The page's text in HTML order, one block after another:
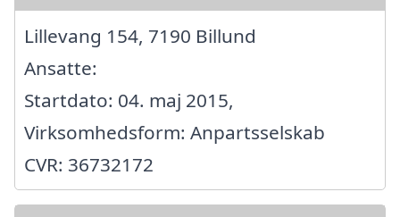
Lillevang 154, 7190 Billund
Ansatte:
Startdato: 04. maj 2015,
Virksomhedsform: Anpartsselskab
CVR: 36732172